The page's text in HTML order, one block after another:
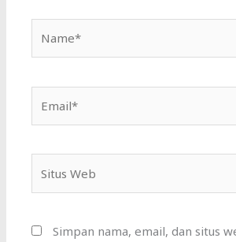
Web
Simpan nama, email, dan situs